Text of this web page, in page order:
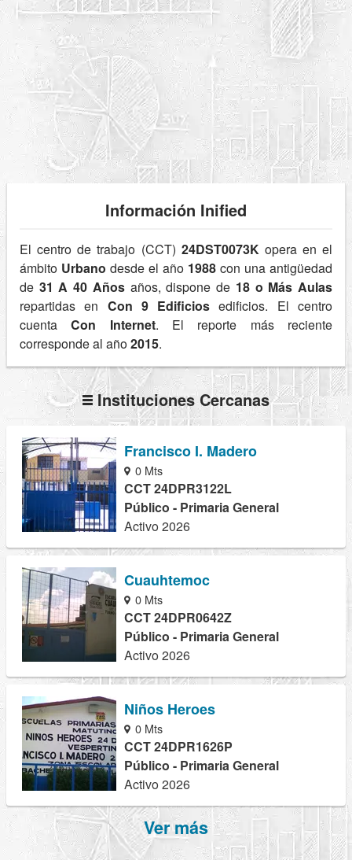
Información Inified
El centro de trabajo (CCT) 24DST0073Kopera en el
ámbito Urbano desde el año 1988 con una antigüedad
de 31 A 40 Añosaños, dispone de 18 o Más Aulas
repartidas en Con 9 Edificios edificios. El centro
cuentaCon Internet. El reporte más reciente
corresponde al año2015.
Instituciones Cercanas
Francisco I. Madero
0 Mts
CCT 24DPR3122L
Público - Primaria General
Activo 2026
Cuauhtemoc
0 Mts
CCT 24DPR0642Z
Público - Primaria General
Activo 2026
Niños Heroes
0 Mts
CCT 24DPR1626P
Público - Primaria General
Activo 2026
Ver más